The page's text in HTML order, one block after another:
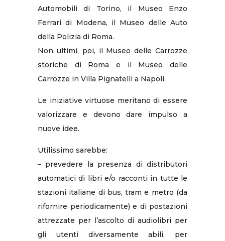
Automobili di Torino, il Museo Enzo
Ferrari di Modena, il Museo delle Auto
della Polizia di Roma.
Non ultimi, poi, il Museo delle Carrozze
storiche di Roma e il Museo delle
Carrozze in Villa Pignatelli a Napoli.
Le iniziative virtuose meritano di essere
valorizzare e devono dare impulso a
nuove idee.
Utilissimo sarebbe:
– prevedere la presenza di distributori
automatici di libri e/o racconti in tutte le
stazioni italiane di bus, tram e metro (da
rifornire periodicamente) e di postazioni
attrezzate per l’ascolto di audiolibri per
gli utenti diversamente abili, per